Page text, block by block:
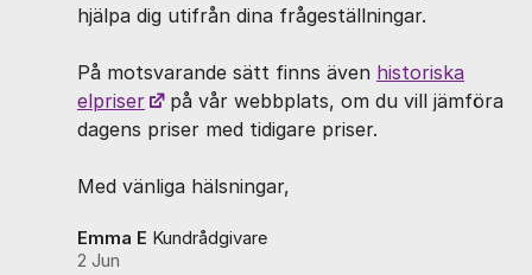
hjälpa dig utifrån dina frågeställningar.
På motsvarande sätt finns även historiska
elpriser
på vår webbplats, om du vill jämföra
dagens priser med tidigare priser.
Med vänliga hälsningar,
Emma E Kundrådgivare
2 Jun